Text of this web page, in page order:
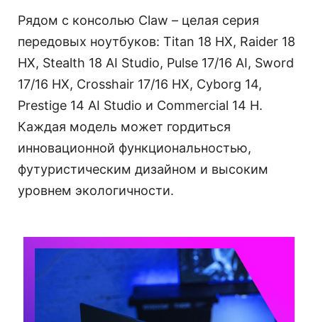
Рядом с консолью Claw – целая серия
передовых ноутбуков: Titan 18 HX, Raider 18
HX, Stealth 18 AI Studio, Pulse 17/16 AI, Sword
17/16 HX, Crosshair 17/16 HX, Cyborg 14,
Prestige 14 AI Studio и Commercial 14 H.
Каждая модель может гордиться
инновационной функциональностью,
футуристическим дизайном и высоким
уровнем экологичности.